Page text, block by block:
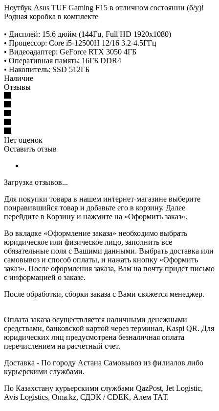
Ноутбук Asus TUF Gaming F15 в отличном состоянии (б/у)!
Родная коробка в комплекте
• Дисплей: 15.6 дюйм (144Гц, Full HD 1920x1080)
• Процессор: Core i5-12500H 12/16 3.2-4.5ГГц
• Видеоадаптер: GeForce RTX 3050 4ГБ
• Оперативная память: 16ГБ DDR4
• Накопитель: SSD 512ГБ
Наличие
Отзывы
Нет оценок
Оставить отзыв
Загрузка отзывов...
Для покупки товара в нашем интернет-магазине выберите
понравившийся товар и добавьте его в корзину. Далее
перейдите в Корзину и нажмите на «Оформить заказ».
Во вкладке «Оформление заказа» необходимо выбрать
юридическое или физическое лицо, заполнить все
обязательные поля с Вашими данными. Выбрать доставка или
самовывоз и способ оплаты, и нажать кнопку «Оформить
заказ». После оформления заказа, Вам на почту придет письмо
с информацией о заказе.
После обработки, сборки заказа с Вами свяжется менеджер.
Оплата заказа осуществляется наличными денежными
средствами, банковской картой через терминал, Kaspi QR. Для
юридических лиц предусмотрена безналичная оплата
перечислением на расчетный счет.
Доставка - По городу Астана Самовывоз из филиалов либо
курьерскими службами.
По Казахстану курьерскими службами QazPost, Jet Logistic,
Avis Logistics, Oma.kz, СДЭК / CDEK, Алем ТАТ.